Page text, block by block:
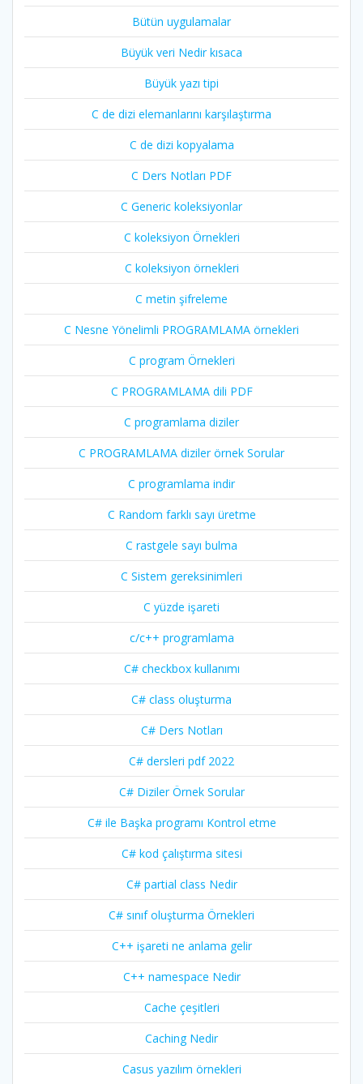
Bütün uygulamalar
Büyük veri Nedir kısaca
Büyük yazı tipi
C de dizi elemanlarını karşılaştırma
C de dizi kopyalama
C Ders Notları PDF
C Generic koleksiyonlar
C koleksiyon Örnekleri
C koleksiyon örnekleri
C metin şifreleme
C Nesne Yönelimli PROGRAMLAMA örnekleri
C program Örnekleri
C PROGRAMLAMA dili PDF
C programlama diziler
C PROGRAMLAMA diziler örnek Sorular
C programlama indir
C Random farklı sayı üretme
C rastgele sayı bulma
C Sistem gereksinimleri
C yüzde işareti
c/c++ programlama
C# checkbox kullanımı
C# class oluşturma
C# Ders Notları
C# dersleri pdf 2022
C# Diziler Örnek Sorular
C# ile Başka programı Kontrol etme
C# kod çalıştırma sitesi
C# partial class Nedir
C# sınıf oluşturma Örnekleri
C++ işareti ne anlama gelir
C++ namespace Nedir
Cache çeşitleri
Caching Nedir
Casus yazılım örnekleri